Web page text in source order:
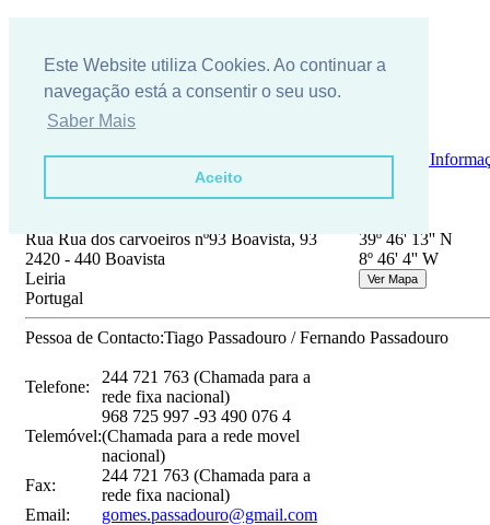
Este Website utiliza Cookies. Ao continuar a
navegação está a consentir o seu uso.
Saber Mais
Aceito
Quem somos? Notícias Localização e Contactos Pedido de
Rua Rua dos carvoeiros nº93 Boavista, 93
2420 - 440 Boavista
Leiria
Portugal
39º 46' 13'' N
8º 46' 4'' W
Pessoa de Contacto:Tiago Passadouro / Fernando Passadouro
Telefone:
244 721 763 (Chamada para a
rede fixa nacional)
Telemóvel:
968 725 997 -93 490 076 4
(Chamada para a rede movel
nacional)
Fax:
244 721 763 (Chamada para a
rede fixa nacional)
Email:
gomes.passadouro@gmail.com